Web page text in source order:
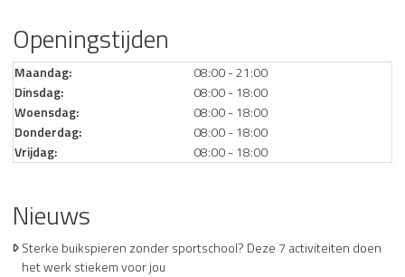
Openingstijden
Maandag:
08:00 - 21:00
Dinsdag:
08:00 - 18:00
Woensdag:
08:00 - 18:00
Donderdag:
08:00 - 18:00
Vrijdag:
08:00 - 18:00
Nieuws
Sterke buikspieren zonder sportschool? Deze 7 activiteiten doen
het werk stiekem voor jou